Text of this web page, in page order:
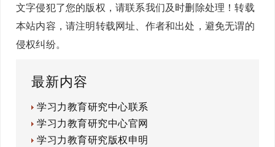
文字侵犯了您的版权，请联系我们及时删除处理！转载
本站内容，请注明转载网址、作者和出处，避免无谓的
侵权纠纷。
最新内容
学习力教育研究中心联系
学习力教育研究中心官网
学习力教育研究版权申明